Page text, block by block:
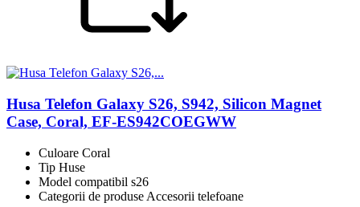
Husa Telefon Galaxy S26, S942, Silicon Magnet
Case, Coral, EF-ES942COEGWW
Culoare Coral
Tip Huse
Model compatibil s26
Categorii de produse Accesorii telefoane